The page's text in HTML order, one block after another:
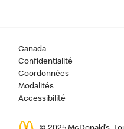
Canada
Confidentialité
Coordonnées
Modalités
Accessibilité